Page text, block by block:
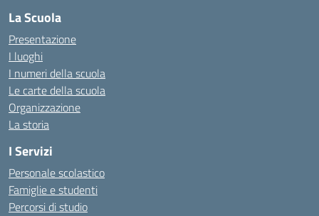
La Scuola
Presentazione
I luoghi
I numeri della scuola
Le carte della scuola
Organizzazione
La storia
I Servizi
Personale scolastico
Famiglie e studenti
Percorsi di studio